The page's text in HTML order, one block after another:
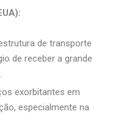
de transporte
de receber a grande
exorbitantes em
especialmente na